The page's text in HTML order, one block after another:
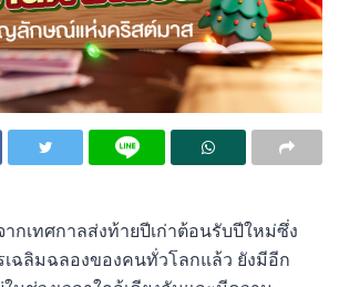
กเทศกาลส่งท้ายปีเก่าต้อนรับปีใหม่ซึ่ง
เฉลิมฉลองของคนทั่วโลกแล้ว ยังมีอีก